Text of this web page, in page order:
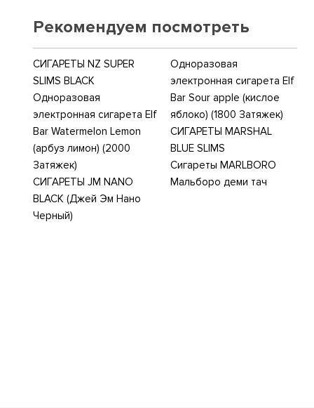
Рекомендуем посмотреть
СИГАРЕТЫ NZ SUPER
SLIMS BLACK
Одноразовая
электронная сигарета Elf
Bar Watermelon Lemon
(арбуз лимон) (2000
Затяжек)
СИГАРЕТЫ JM NANO
BLACK (Джей Эм Нано
Черный)
Одноразовая
электронная сигарета Elf
Bar Sour apple (кислое
яблоко) (1800 Затяжек)
СИГАРЕТЫ MARSHAL
BLUE SLIMS
Сигареты MARLBORO
Мальборо деми тач